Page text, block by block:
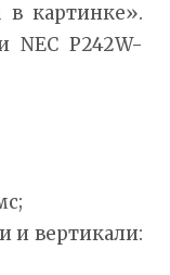
картинке».
NEC P242W-
и вертикали: